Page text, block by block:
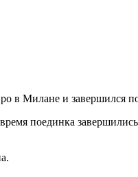
в Милане и завершился
поединка